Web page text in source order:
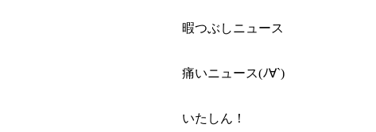
暇つぶしニュース
痛いニュース(ﾉ∀`)
いたしん！